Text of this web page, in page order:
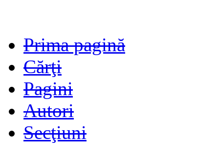
Prima pagină
Cărţi
Pagini
Autori
Secţiuni